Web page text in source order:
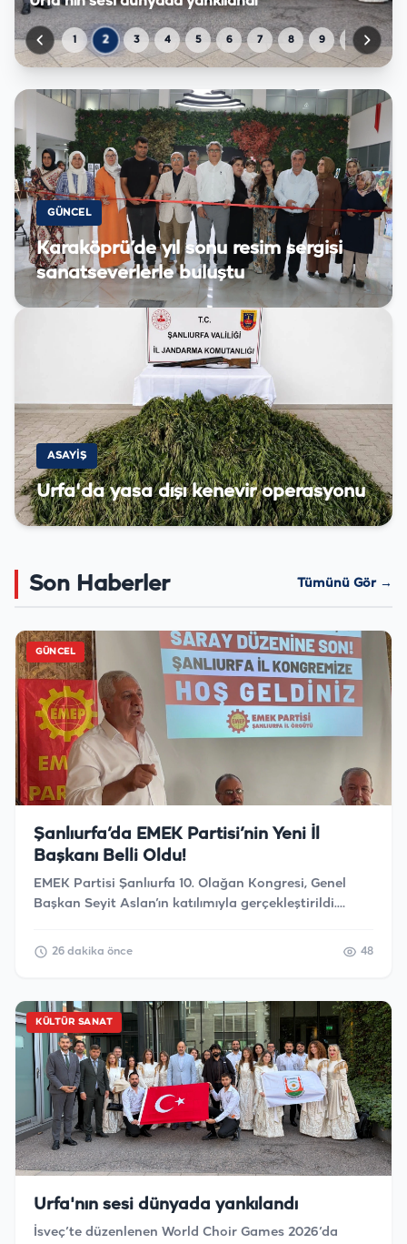
1 2 3 4 5 6 7 8 9 10 11
GÜNCEL
Karaköprü’de yıl sonu resim sergisi
sanatseverlerle buluştu
ASAYIŞ
Urfa'da yasa dışı kenevir operasyonu
Son Haberler Tümünü Gör →
GÜNCEL
Şanlıurfa’da EMEK Partisi’nin Yeni İl
Başkanı Belli Oldu!
EMEK Partisi Şanlıurfa 10. Olağan Kongresi, Genel
Başkan Seyit Aslan’ın katılımıyla gerçekleştirildi.
Özden, EMEK Partisi Şanlıurfa İl Başkanı olarak
26 dakika önce 48
KÜLTÜR SANAT
Urfa'nın sesi dünyada yankılandı
İsveç’te düzenlenen World Choir Games 2026’da